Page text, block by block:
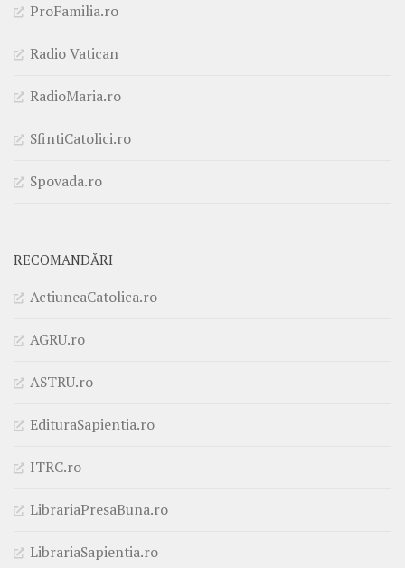
ProFamilia.ro
Radio Vatican
RadioMaria.ro
SfintiCatolici.ro
Spovada.ro
RECOMANDĂRI
ActiuneaCatolica.ro
AGRU.ro
ASTRU.ro
EdituraSapientia.ro
ITRC.ro
LibrariaPresaBuna.ro
LibrariaSapientia.ro